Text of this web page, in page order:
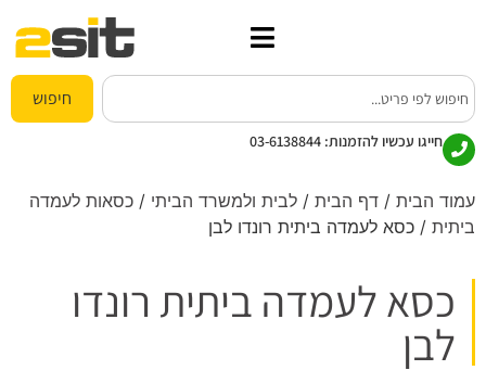
חיפוש
חייגו עכשיו להזמנות: 03-6138844
עמוד הבית / דף הבית / לבית ולמשרד הביתי / כסאות לעמדה
ביתית / כסא לעמדה ביתית רונדו לבן
כסא לעמדה ביתית רונדו
לבן